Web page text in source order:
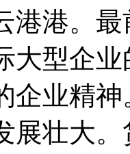
港港。
大型企
企业精
展壮大